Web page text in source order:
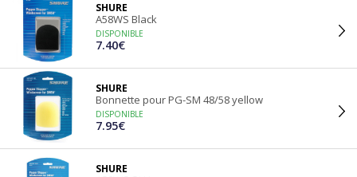
SHURE
A58WS Black
DISPONIBLE
7.40€
SHURE
Bonnette pour PG-SM 48/58 yellow
DISPONIBLE
7.95€
SHURE